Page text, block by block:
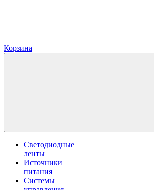
Корзина
Светодиодные
ленты
Источники
питания
Системы